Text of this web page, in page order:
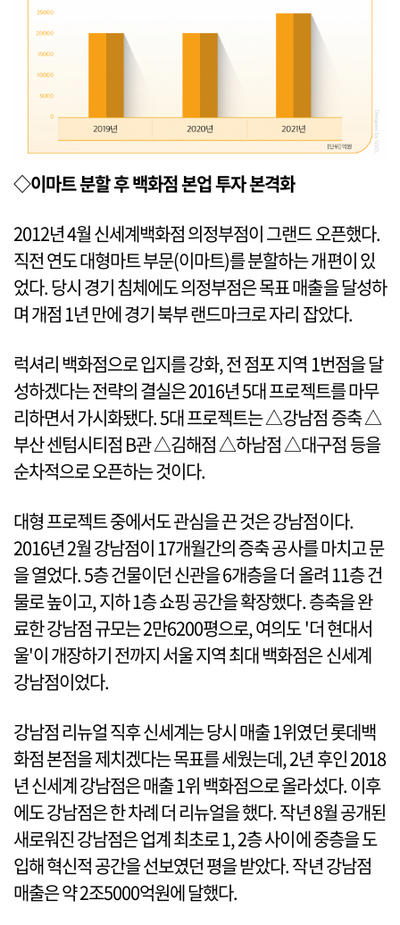
◇이마트 분할 후 백화점 본업 투자 본격화
2012년 4월 신세계백화점 의정부점이 그랜드 오픈했다.
직전 연도 대형마트 부문(이마트)를 분할하는 개편이 있
었다. 당시 경기 침체에도 의정부점은 목표 매출을 달성하
며 개점 1년 만에 경기 북부 랜드마크로 자리 잡았다.
럭셔리 백화점으로 입지를 강화, 전 점포 지역 1번점을 달
성하겠다는 전략의 결실은 2016년 5대 프로젝트를 마무
리하면서 가시화됐다. 5대 프로젝트는 △강남점 증축 △
부산 센텀시티점 B관 △김해점 △하남점 △대구점 등을
순차적으로 오픈하는 것이다.
대형 프로젝트 중에서도 관심을 끈 것은 강남점이다.
2016년 2월 강남점이 17개월간의 증축 공사를 마치고 문
을 열었다. 5층 건물이던 신관을 6개층을 더 올려 11층 건
물로 높이고, 지하 1층 쇼핑 공간을 확장했다. 층축을 완
료한 강남점 규모는 2만6200평으로, 여의도 '더 현대서
울'이 개장하기 전까지 서울 지역 최대 백화점은 신세계
강남점이었다.
강남점 리뉴얼 직후 신세계는 당시 매출 1위였던 롯데백
화점 본점을 제치겠다는 목표를 세웠는데, 2년 후인 2018
년 신세계 강남점은 매출 1위 백화점으로 올라섰다. 이후
에도 강남점은 한 차례 더 리뉴얼을 했다. 작년 8월 공개된
새로워진 강남점은 업계 최초로 1, 2층 사이에 중층을 도
입해 혁신적 공간을 선보였던 평을 받았다. 작년 강남점
매출은 약 2조5000억원에 달했다.